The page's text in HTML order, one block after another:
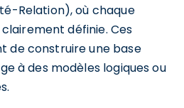
Relation), où chaque
définie. Ces
de construire une base
à des modèles logiques ou